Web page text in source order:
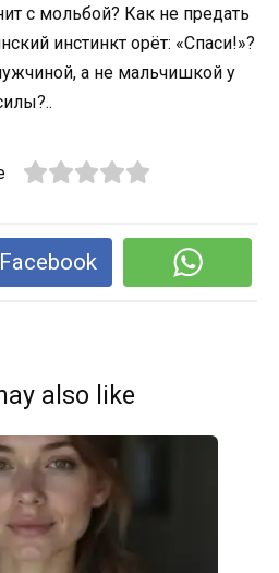
с мольбой? Как не предать
инстинкт орёт: «Спаси!»?
а не мальчишкой у
also like